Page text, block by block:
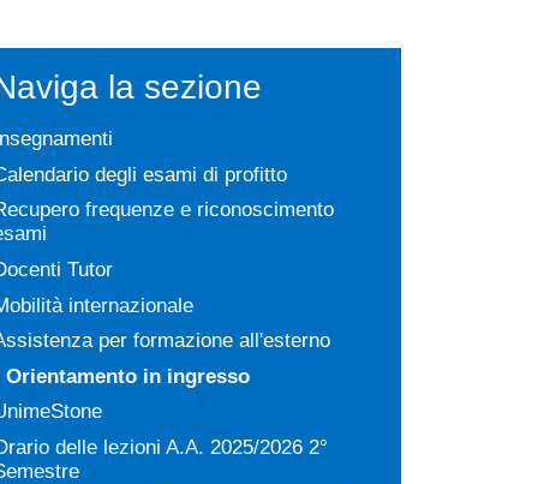
la sezione
degli esami di profitto
frequenze e riconoscimento
Tutor
internazionale
per formazione all'esterno
Orientamento in ingresso
delle lezioni A.A. 2025/2026 2°